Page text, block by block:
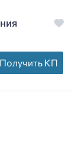
Получить КП